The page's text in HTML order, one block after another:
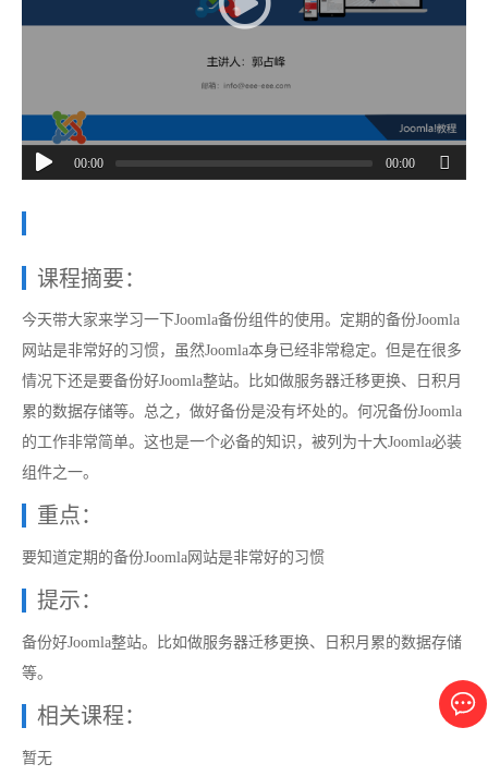
00:00 00:00
课程摘要：
今天带大家来学习一下Joomla备份组件的使用。定期的备份Joomla
网站是非常好的习惯，虽然Joomla本身已经非常稳定。但是在很多
情况下还是要备份好Joomla整站。比如做服务器迁移更换、日积月
累的数据存储等。总之，做好备份是没有坏处的。何况备份Joomla
的工作非常简单。这也是一个必备的知识，被列为十大Joomla必装
组件之一。
重点：
要知道定期的备份Joomla网站是非常好的习惯
提示：
备份好Joomla整站。比如做服务器迁移更换、日积月累的数据存储
等。
相关课程：
暂无